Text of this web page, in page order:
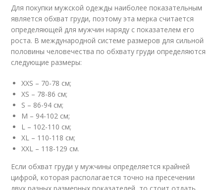
Для покупки мужской одежды наиболее показательным
является обхват груди, поэтому эта мерка считается
определяющей для мужчин наряду с показателем его
роста. В международной системе размеров для сильной
половины человечества по обхвату груди определяются
следующие размеры:
XXS – 70-78 см;
XS – 78-86 см;
S – 86-94 см;
M – 94-102 см;
L – 102-110 см;
XL – 110-118 см;
XXL – 118-129 см.
Если обхват груди у мужчины определяется крайней
цифрой, которая располагается точно на пресечении